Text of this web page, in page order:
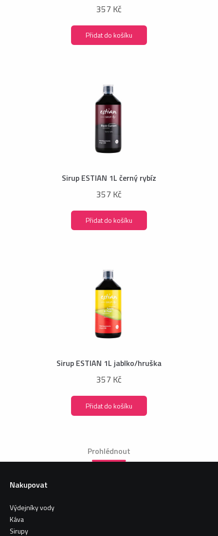
357 Kč
Přidat do košíku
Sirup ESTIAN 1L černý rybíz
357 Kč
Přidat do košíku
Sirup ESTIAN 1L jablko/hruška
357 Kč
Přidat do košíku
Prohlédnout
Nakupovat
Výdejníky vody
Káva
Sirupy